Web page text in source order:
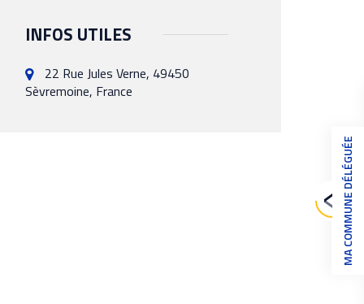
INFOS UTILES
22 Rue Jules Verne, 49450
Sèvremoine, France
MA COMMUNE DÉLÉGUÉE